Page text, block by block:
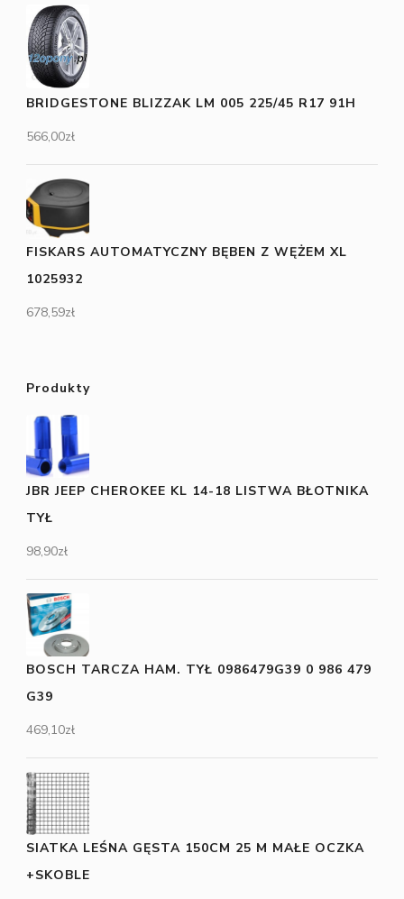
BRIDGESTONE BLIZZAK LM 005 225/45 R17 91H
566,00zł
FISKARS AUTOMATYCZNY BĘBEN Z WĘŻEM XL
1025932
678,59zł
Produkty
JBR JEEP CHEROKEE KL 14-18 LISTWA BŁOTNIKA
TYŁ
98,90zł
BOSCH TARCZA HAM. TYŁ 0986479G39 0 986 479
G39
469,10zł
SIATKA LEŚNA GĘSTA 150CM 25 M MAŁE OCZKA
+SKOBLE